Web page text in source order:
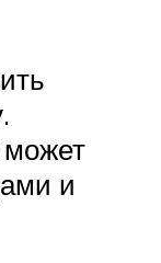
может
и